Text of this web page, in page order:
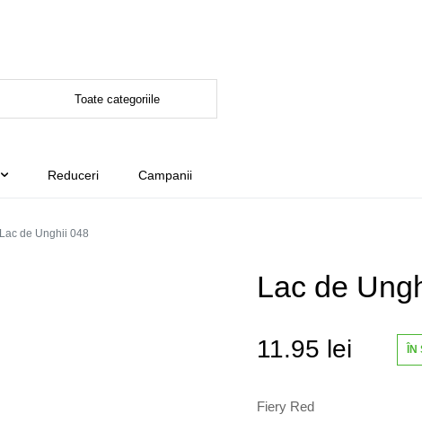
Reduceri Campanii
Lac de Unghii 048
Lac de
11.95 lei ÎN
Fiery Red